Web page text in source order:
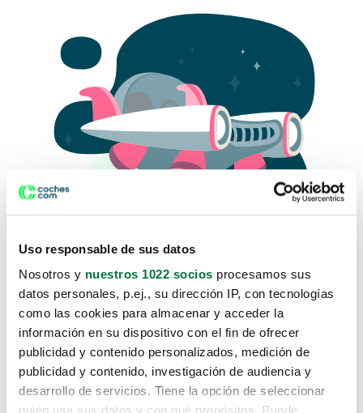
Uso responsable de sus datos
Nosotros y nuestros 1022 socios procesamos sus
datos personales, p.ej., su dirección IP, con tecnologías
como las cookies para almacenar y acceder la
información en su dispositivo con el fin de ofrecer
publicidad y contenido personalizados, medición de
publicidad y contenido, investigación de audiencia y
desarrollo de servicios. Tiene la opción de seleccionar
Lo sentimos, no sabemos como
te hemos traido hasta aquí.
Pero puedes encontrar el coche que estás